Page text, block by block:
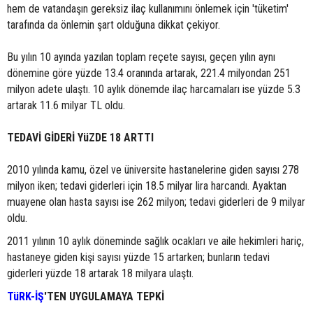
hem de vatandaşın gereksiz ilaç kullanımını önlemek için 'tüketim'
tarafında da önlemin şart olduğuna dikkat çekiyor.
Bu yılın 10 ayında yazılan toplam reçete sayısı, geçen yılın aynı
dönemine göre yüzde 13.4 oranında artarak, 221.4 milyondan 251
milyon adete ulaştı. 10 aylık dönemde ilaç harcamaları ise yüzde 5.3
artarak 11.6 milyar TL oldu.
TEDAVİ GİDERİ YüZDE 18 ARTTI
2010 yılında kamu, özel ve üniversite hastanelerine giden sayısı 278
milyon iken; tedavi giderleri için 18.5 milyar lira harcandı. Ayaktan
muayene olan hasta sayısı ise 262 milyon; tedavi giderleri de 9 milyar
oldu.
2011 yılının 10 aylık döneminde sağlık ocakları ve aile hekimleri hariç,
hastaneye giden kişi sayısı yüzde 15 artarken; bunların tedavi
giderleri yüzde 18 artarak 18 milyara ulaştı.
TüRK-İŞ'TEN UYGULAMAYA TEPKİ